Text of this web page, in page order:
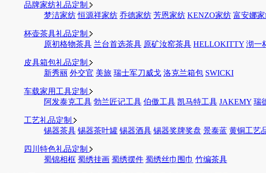
品牌家纺礼品定制
梦洁家纺 恒源祥家纺 乔德家纺 芳恩家纺 KENZO家纺 富安娜
杯壶茶具礼品定制
原初格物茶具 兰台首选茶具 原矿汝窑茶具 HELLOKITTY 沏一
皮具箱包礼品定制
新秀丽 外交官 美旅 瑞士军刀威戈 洛克兰箱包 SWICKI
车载家用工具定制
阿发泰克工具 勃兰匠记工具 伯傲工具 凯马特工具 JAKEMY 瑞
工艺礼品定制
锡器茶具 锡器茶叶罐 锡器酒具 锡器奖牌奖盘 景泰蓝 黄铜工艺
四川特色礼品定制
蜀锦相框 蜀绣挂画 蜀绣摆件 蜀绣丝巾围巾 竹编茶具